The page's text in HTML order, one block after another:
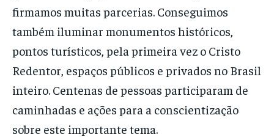
firmamos muitas parcerias. Conseguimos
também iluminar monumentos históricos,
pontos turísticos, pela primeira vez o Cristo
Redentor, espaços públicos e privados no Brasil
inteiro. Centenas de pessoas participaram de
caminhadas e ações para a conscientização
sobre este importante tema.